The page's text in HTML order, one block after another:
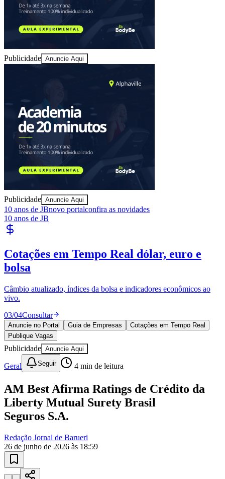
Athletico-PR
Publicidade Anuncie Aqui
Publicidade Anuncie Aqui
10 anos de JBnovo portalconfira as novidades
10 anos de JB
Cotações em Tempo Real dólar, euro e
bolsa
Câmbio atualizado, índices da bolsa e indicadores econômicos ao
vivo.
03/04Consultar
Anuncie no Portal Guia de Empresas
Cotações em Tempo Real
Publique Vagas
Publicidade Anuncie Aqui
Geral Seguir 4 min de leitura
AM Best Afirma Ratings de Crédito da
Liberty Mutual Surety Brasil
Seguros S.A.
Redação Jornal de Barueri
26 de junho de 2026 às 18:59